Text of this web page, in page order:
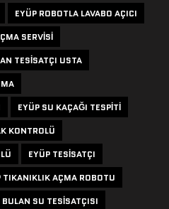
EYÜP ROBOTLA LAVABO AÇICI
SERVISI
TESISATÇI USTA
EYÜP SU KAÇAĞI TESPITI
KONTROLÜ
EYÜP TESISATÇI
TIKANIKLIK AÇMA ROBOTU
SU TESISATÇISI